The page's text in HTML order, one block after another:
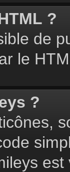
?
de
le
?